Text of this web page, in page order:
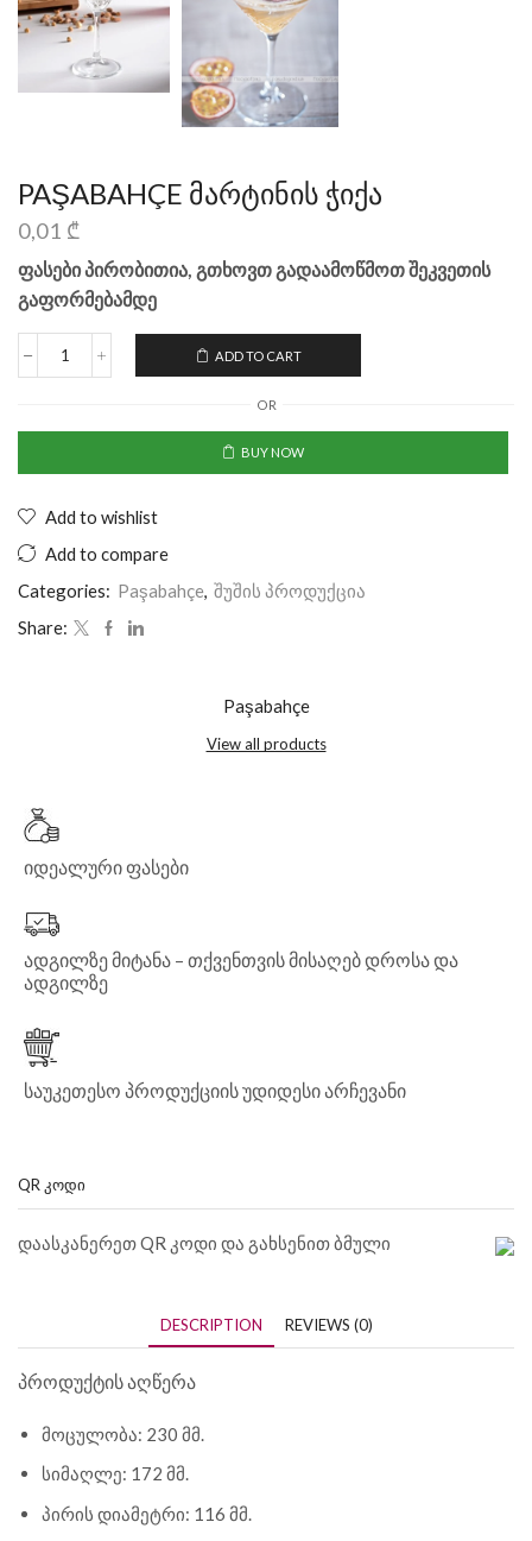
PAŞABAHÇE მარტინის ჭიქა
0,01 ₾
ფასები პირობითია, გთხოვთ გადაამოწმოთ შეკვეთის
გაფორმებამდე
ADD TO CART
OR
BUY NOW
Add to wishlist
Add to compare
Categories: Paşabahçe, შუშის პროდუქცია
Share:
Paşabahçe
View all products
იდეალური ფასები
ადგილზე მიტანა – თქვენთვის მისაღებ დროსა და
ადგილზე
საუკეთესო პროდუქციის უდიდესი არჩევანი
QR ᲙᲝᲓᲘ
დაასკანერეთ QR კოდი და გახსენით ბმული
DESCRIPTION REVIEWS (0)
პროდუქტის აღწერა
მოცულობა: 230 მმ.
სიმაღლე: 172 მმ.
პირის დიამეტრი: 116 მმ.